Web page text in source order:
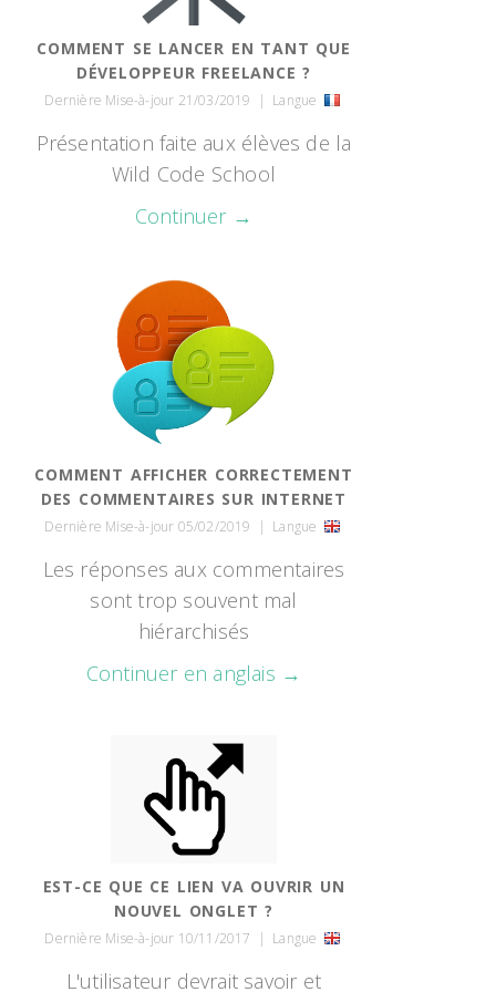
COMMENT SE LANCER EN TANT QUE
DÉVELOPPEUR FREELANCE ?
Dernière Mise-à-jour 21/03/2019 | Langue
Présentation faite aux élèves de la
Wild Code School
Continuer →
COMMENT AFFICHER CORRECTEMENT
DES COMMENTAIRES SUR INTERNET
Dernière Mise-à-jour 05/02/2019 | Langue
Les réponses aux commentaires
sont trop souvent mal
hiérarchisés
Continuer en anglais →
EST-CE QUE CE LIEN VA OUVRIR UN
NOUVEL ONGLET ?
Dernière Mise-à-jour 10/11/2017 | Langue
L'utilisateur devrait savoir et